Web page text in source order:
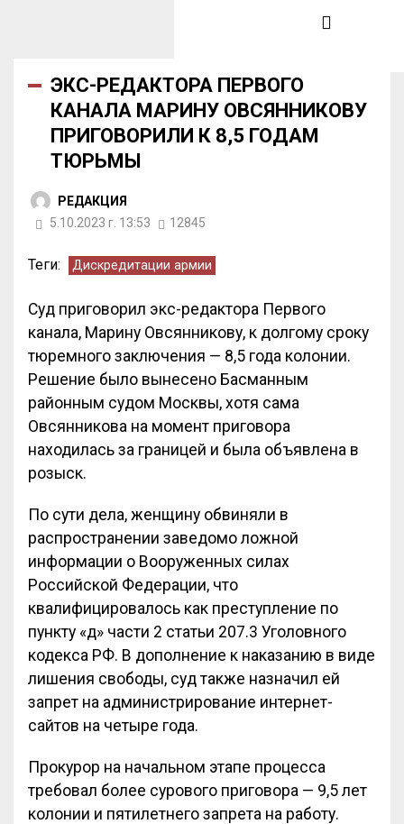
ЭКС-РЕДАКТОРА ПЕРВОГО
КАНАЛА МАРИНУ ОВСЯННИКОВУ
ПРИГОВОРИЛИ К 8,5 ГОДАМ
ТЮРЬМЫ
РЕДАКЦИЯ
5.10.2023 г. 13:53
12845
Теги: Дискредитации армии
Суд приговорил экс-редактора Первого
канала, Марину Овсянникову, к долгому сроку
тюремного заключения — 8,5 года колонии.
Решение было вынесено Басманным
районным судом Москвы, хотя сама
Овсянникова на момент приговора
находилась за границей и была объявлена в
розыск.
По сути дела, женщину обвиняли в
распространении заведомо ложной
информации о Вооруженных силах
Российской Федерации, что
квалифицировалось как преступление по
пункту «д» части 2 статьи 207.3 Уголовного
кодекса РФ. В дополнение к наказанию в виде
лишения свободы, суд также назначил ей
запрет на администрирование интернет-
сайтов на четыре года.
Прокурор на начальном этапе процесса
требовал более сурового приговора — 9,5 лет
колонии и пятилетнего запрета на работу.